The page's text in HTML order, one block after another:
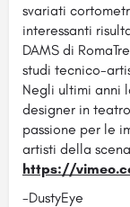
svariati
interessanti
DAMS di
studi tecnico-
Negli ultimi anni
designer in
passione per le
artisti della
https://
-DustyEye